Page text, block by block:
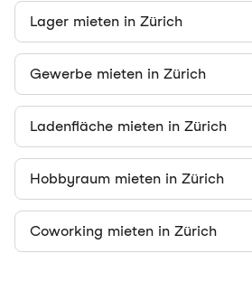
Lager mieten in Zürich
Gewerbe mieten in Zürich
Ladenfläche mieten in Zürich
Hobbyraum mieten in Zürich
Coworking mieten in Zürich